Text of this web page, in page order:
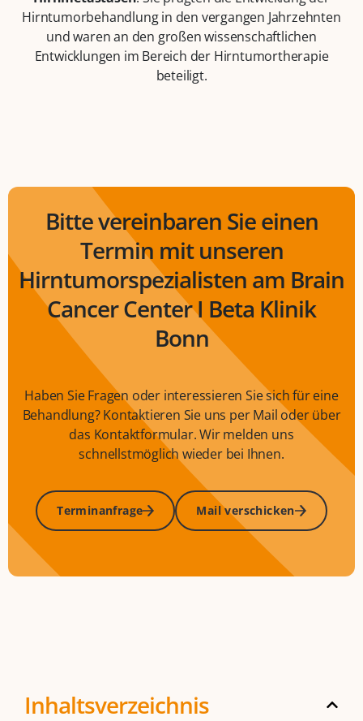
Hirntumorbehandlung in den vergangen Jahrzehnten
und waren an den großen wissenschaftlichen
Entwicklungen im Bereich der Hirntumortherapie
beteiligt.
Bitte vereinbaren Sie einen
Termin mit unseren
Hirntumorspezialisten am Brain
Cancer Center I Beta Klinik
Bonn
Haben Sie Fragen oder interessieren Sie sich für eine
Behandlung? Kontaktieren Sie uns per Mail oder über
das Kontaktformular. Wir melden uns
schnellstmöglich wieder bei Ihnen.
Terminanfrage Mail verschicken
Inhaltsverzeichnis